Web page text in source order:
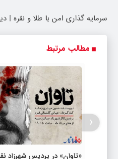
سرمایه گذاری امن با طلا و نقره |
مطالب مرتبط
«تاوان» در پردیس شهرزاد
‹